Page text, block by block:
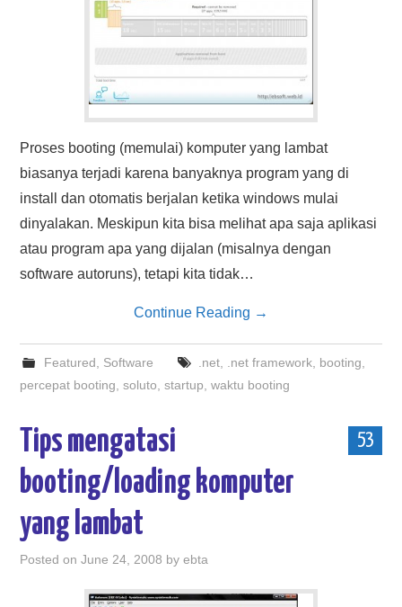
Proses booting (memulai) komputer yang lambat
biasanya terjadi karena banyaknya program yang di
install dan otomatis berjalan ketika windows mulai
dinyalakan. Meskipun kita bisa melihat apa saja aplikasi
atau program apa yang dijalan (misalnya dengan
software autoruns), tetapi kita tidak…
Continue Reading →
Featured Software .net, .net framework, booting
percepat booting ,soluto ,startup ,waktu booting
53
Tips mengatasi
booting/loading komputer
yang lambat
Posted onJune 24, 2008 byebta